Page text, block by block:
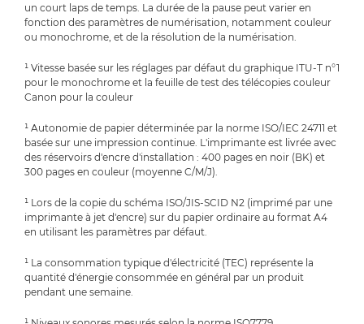
un court laps de temps. La durée de la pause peut varier en
fonction des paramètres de numérisation, notamment couleur
ou monochrome, et de la résolution de la numérisation.
¹ Vitesse basée sur les réglages par défaut du graphique ITU-T n°1
pour le monochrome et la feuille de test des télécopies couleur
Canon pour la couleur
¹ Autonomie de papier déterminée par la norme ISO/IEC 24711 et
basée sur une impression continue. L'imprimante est livrée avec
des réservoirs d'encre d'installation : 400 pages en noir (BK) et
300 pages en couleur (moyenne C/M/J).
¹ Lors de la copie du schéma ISO/JIS-SCID N2 (imprimé par une
imprimante à jet d'encre) sur du papier ordinaire au format A4
en utilisant les paramètres par défaut.
¹ La consommation typique d'électricité (TEC) représente la
quantité d'énergie consommée en général par un produit
pendant une semaine.